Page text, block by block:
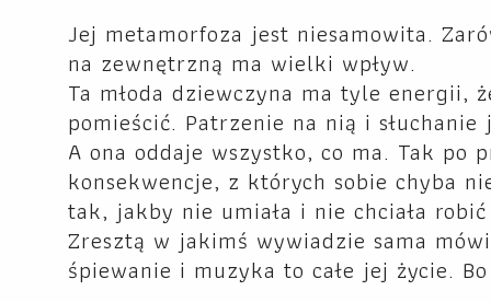
Jej metamorfoza jest niesamowita.
na zewnętrzną ma wielki wpływ.
Ta młoda dziewczyna ma tyle energii,
pomieścić. Patrzenie na nią i
A ona oddaje wszystko, co ma. Tak
konsekwencje, z których sobie chyba
tak, jakby nie umiała i nie chciała
Zresztą w jakimś wywiadzie sama
śpiewanie i muzyka to całe jej życie.